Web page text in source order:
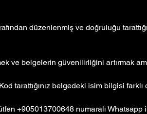
düzenlenmiş ve doğruluğu
ve belgelerin güvenilirliğini artırmak
tarattığınız belgedeki isim bilgisi farklı
+905013700648 numaralı Whatsapp